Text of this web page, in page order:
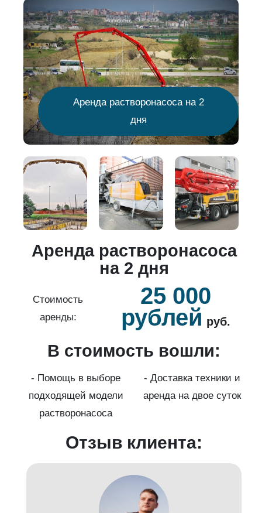
Аренда растворонасоса на 2
дня
Аренда растворонасоса
на 2 дня
Стоимость
аренды:
25 000
рублей руб.
В стоимость вошли:
- Помощь в выборе
подходящей модели
растворонасоса
- Доставка техники и
аренда на двое суток
Отзыв клиента: